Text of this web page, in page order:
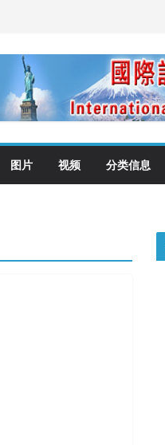
图片 视频 分类信息